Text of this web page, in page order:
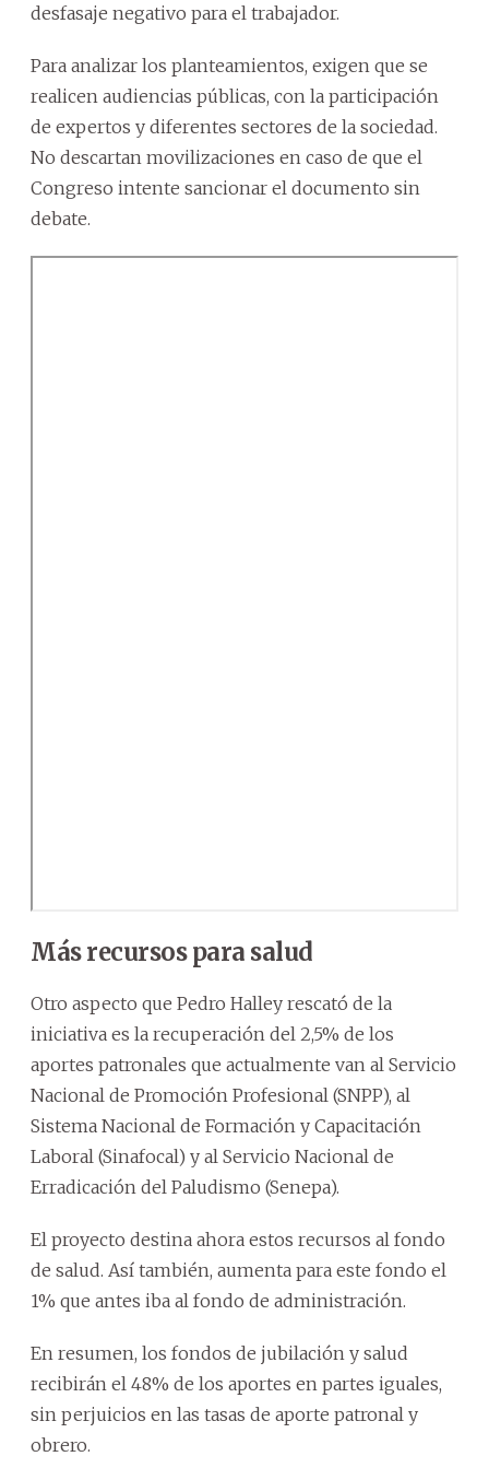
desfasaje negativo para el trabajador.
Para analizar los planteamientos, exigen que se
realicen audiencias públicas, con la participación
de expertos y diferentes sectores de la sociedad.
No descartan movilizaciones en caso de que el
Congreso intente sancionar el documento sin
debate.
Más recursos para salud
Otro aspecto que Pedro Halley rescató de la
iniciativa es la recuperación del 2,5% de los
aportes patronales que actualmente van al Servicio
Nacional de Promoción Profesional (SNPP), al
Sistema Nacional de Formación y Capacitación
Laboral (Sinafocal) y al Servicio Nacional de
Erradicación del Paludismo (Senepa).
El proyecto destina ahora estos recursos al fondo
de salud. Así también, aumenta para este fondo el
1% que antes iba al fondo de administración.
En resumen, los fondos de jubilación y salud
recibirán el 48% de los aportes en partes iguales,
sin perjuicios en las tasas de aporte patronal y
obrero.